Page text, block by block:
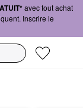
avec tout achat
Inscrire le